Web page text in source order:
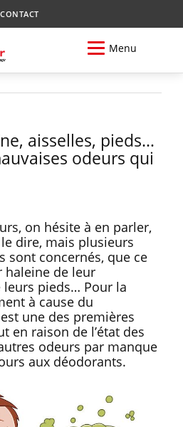
CONTACT
Menu
aisselles, pieds…
odeurs qui
on hésite à en parler,
dire, mais plusieurs
sont concernés, que ce
haleine de leur
pieds… Pour la
à cause du
une des premières
en raison de l’état des
odeurs par manque
aux déodorants.